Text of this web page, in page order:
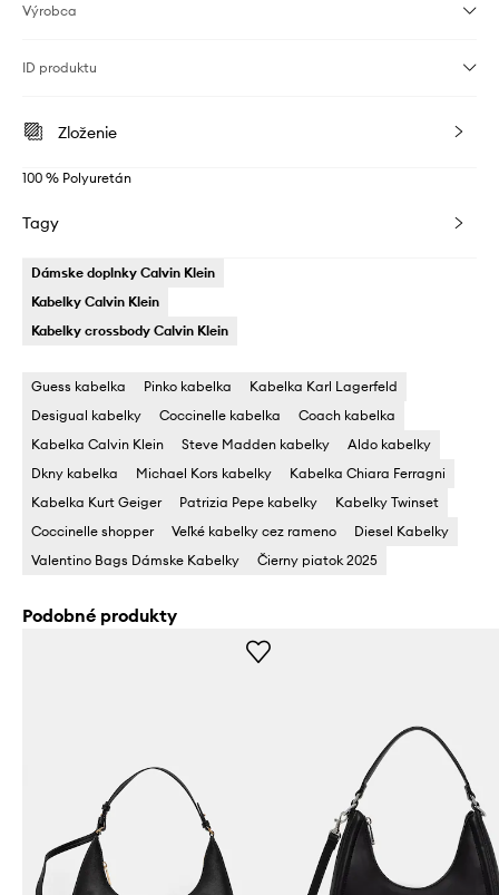
Výrobca
ID produktu
Zloženie
100 % Polyuretán
Tagy
Dámske doplnky Calvin Klein
Kabelky Calvin Klein
Kabelky crossbody Calvin Klein
Guess kabelka Pinko kabelka
Kabelka Karl Lagerfeld
Desigual kabelky
Coccinelle kabelka
Coach kabelka
Kabelka Calvin Klein
Steve Madden kabelky
Aldo kabelky
Dkny kabelka
Michael Kors kabelky
Kabelka Chiara Ferragni
Kabelka Kurt Geiger
Patrizia Pepe kabelky
Kabelky Twinset
Coccinelle shopper
Veľké kabelky cez rameno
Diesel Kabelky
Valentino Bags Dámske Kabelky
Čierny piatok 2025
Podobné produkty